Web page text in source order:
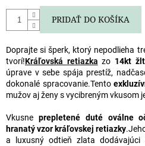
PRIDAŤ DO KOŠÍKA
Doprajte si šperk, ktorý nepodlieha
tvorí!Kráľovská retiazka zo 14kt
úprave v sebe spája prestíž,
dokonalé spracovanie.Tento
mužov aj ženy s vycibreným vkusom
Vkusne prepletené duté oválne
hranatý vzor kráľovskej retiazky.
a luxusný odtieň zlata dodávajúci